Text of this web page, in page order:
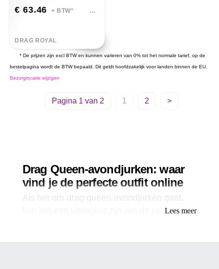
€ 63.46 + BTW*
DRAG ROYAL
* De prijzen zijn excl BTW en kunnen varieren van 0% tot het normale tarief, op de
bestelpagina wordt de BTW bepaald. Dit geldt hoofdzakelijk voor landen binnen de EU.
Bezorglocatie wijzigen
Pagina 1 van 2 1 2 >
Drag Queen-avondjurken: waar
vind je de perfecte outfit online
Als het om drag queen-avondjurken gaat,
kan het een uitdaging zijn om de perfecte
Lees meer